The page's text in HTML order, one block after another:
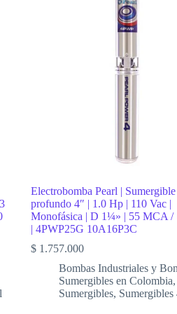
Electrobomba Pearl |
profundo 4″ | 1.0 Hp | 110 Vac |
Monofásica | D 1¼» | 55 MCA /
| 4PWP25G 10A16P3C
$1.757.000
Bombas Industriales y
Sumergibles en Colombia,
Sumergibles, Sumergibles